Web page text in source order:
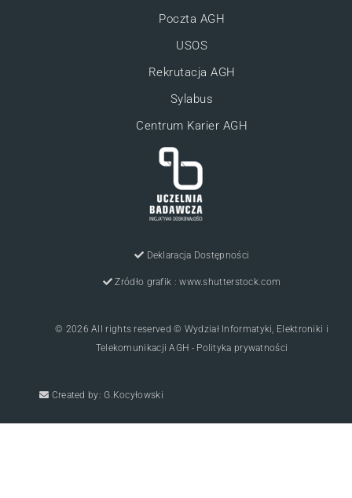
Poczta AGH
USOS
Rekrutacja AGH
Sylabus
Centrum Karier AGH
Deklaracja Dostępności
Zródło grafik : www.shutterstock.com
© 2026 All rights reserved © Wydział Informatyki, Elektroniki i
Telekomunikacji AGH - Polityka prywatności
Created by: G.Kocyłowski